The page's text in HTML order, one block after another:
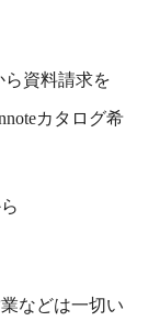
ら資料請求を
カタログ希
などは一切い